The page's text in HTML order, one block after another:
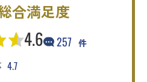
合満足度
4.6 257 件
4.7